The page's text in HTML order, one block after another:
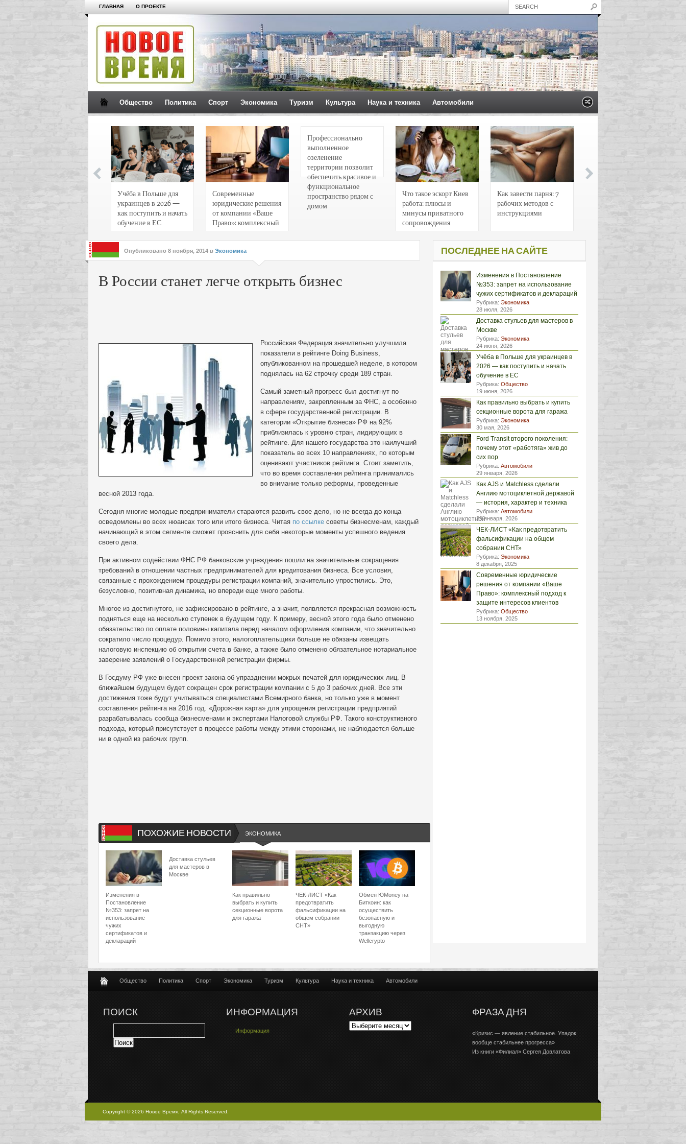
ГЛАВНАЯ О ПРОЕКТЕ
Общество Политика Спорт Экономика Туризм Культура Наука и техника Автомобили
Учёба в Польше для
украинцев в 2026 —
как поступить и начать
обучение в ЕС
Современные
юридические решения
от компании «Ваше
Право»: комплексный
интересов клиентов
Профессионально
выполненное
озеленение
территории позволит
обеспечить красивое и
функциональное
пространство рядом с
домом
Что такое эскорт Киев
работа: плюсы и
минусы приватного
сопровождения
Как завести парня: 7
рабочих методов с
инструкциями
Опубликовано 8 ноября, 2014 в Экономика
В России станет легче открыть бизнес
Российская Федерация значительно улучшила
показатели в рейтинге Doing Business,
опубликованном на прошедшей неделе, в котором
поднялась на 62 строчку среди 189 стран.
Самый заметный прогресс был достигнут по
направлениям, закрепленным за ФНС, а особенно
в сфере государственной регистрации. В
категории «Открытие бизнеса» РФ на 92%
приблизилась к уровню стран, лидирующих в
рейтинге. Для нашего государства это наилучший
показатель во всех 10 направлениях, по которым
оценивают участников рейтинга. Стоит заметить,
что во время составления рейтинга принимались
во внимание только реформы, проведенные
весной 2013 года.
Сегодня многие молодые предприниматели стараются развить свое дело, но не всегда до конца
осведомлены во всех нюансах того или итого бизнеса. Читая по ссылке советы бизнесменам, каждый
начинающий в этом сегменте сможет прояснить для себя некоторые моменты успешного ведения
своего дела.
При активном содействии ФНС РФ банковские учреждения пошли на значительные сокращения
требований в отношении частных предпринимателей для кредитования бизнеса. Все условия,
связанные с прохождением процедуры регистрации компаний, значительно упростились. Это,
безусловно, позитивная динамика, но впереди еще много работы.
Многое из достигнутого, не зафиксировано в рейтинге, а значит, появляется прекрасная возможность
подняться еще на несколько ступенек в будущем году. К примеру, весной этого года было отменено
обязательство по оплате половины капитала перед началом оформления компании, что значительно
сократило число процедур. Помимо этого, налогоплательщики больше не обязаны извещать
налоговую инспекцию об открытии счета в банке, а также было отменено обязательное нотариальное
заверение заявлений о Государственной регистрации фирмы.
В Госдуму РФ уже внесен проект закона об упразднении мокрых печатей для юридических лиц. В
ближайшем будущем будет сокращен срок регистрации компании с 5 до 3 рабочих дней. Все эти
достижения тоже будут учитываться специалистами Всемирного банка, но только уже в момент
составления рейтинга на 2016 год. «Дорожная карта» для упрощения регистрации предприятий
разрабатывалась сообща бизнесменами и экспертами Налоговой службы РФ. Такого конструктивного
подхода, который присутствует в процессе работы между этими сторонами, не наблюдается больше
ни в одной из рабочих групп.
ПОХОЖИЕ НОВОСТИ ЭКОНОМИКА
Изменения в
Постановление
№353: запрет на
использование
чужих
сертификатов и
деклараций
Доставка стульев
для мастеров в
Москве
Как правильно
выбрать и купить
секционные ворота
для гаража
ЧЕК-ЛИСТ «Как
предотвратить
фальсификации на
общем собрании
СНТ»
Обмен ЮMoney на
Биткоин: как
осуществить
безопасную и
выгодную
транзакцию через
Wellcrypto
ПОСЛЕДНЕЕ НА САЙТЕ
Изменения в Постановление
№353: запрет на использование
чужих сертификатов и деклараций
Рубрика: Экономика
28 июля, 2026
Доставка стульев для мастеров в
Москве
Рубрика: Экономика
24 июня, 2026
Учёба в Польше для украинцев в
2026 — как поступить и начать
обучение в ЕС
Рубрика: Общество
19 июня, 2026
Как правильно выбрать и купить
секционные ворота для гаража
Рубрика: Экономика
30 мая, 2026
Ford Transit второго поколения:
почему этот «работяга» жив до
сих пор
Рубрика: Автомобили
29 января, 2026
Как AJS и Matchless сделали
Англию мотоциклетной державой
— история, характер и техника
Рубрика: Автомобили
29 января, 2026
ЧЕК-ЛИСТ «Как предотвратить
фальсификации на общем
собрании СНТ»
Рубрика: Экономика
8 декабря, 2025
Современные юридические
решения от компании «Ваше
Право»: комплексный подход к
защите интересов клиентов
Рубрика: Общество
13 ноября, 2025
Общество Политика Спорт Экономика Туризм Культура Наука и техника Автомобили
ПОИСК ИНФОРМАЦИЯ
Информация
АРХИВ ФРАЗА ДНЯ
«Кризис — явление стабильное. Упадок
вообще стабильнее прогресса»
Из книги «Филиал» Сергея Довлатова
Copyright © 2026 Новое Время, All Rights Reserved.